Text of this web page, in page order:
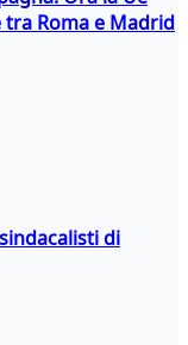
Roma e Madrid
di